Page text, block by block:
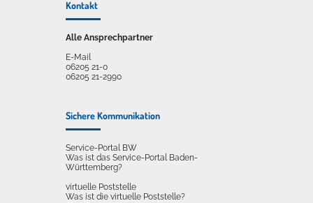
Kontakt
Alle Ansprechpartner
E-Mail
06205 21-0
06205 21-2990
Sichere Kommunikation
Service-Portal BW
Was ist das Service-Portal Baden-
Württemberg?
virtuelle Poststelle
Was ist die virtuelle Poststelle?